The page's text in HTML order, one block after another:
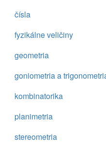
čísla
fyzikálne veličiny
geometria
goniometria a
kombinatorika
planimetria
stereometria